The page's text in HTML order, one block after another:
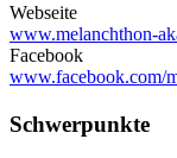
Webseite
www.melanchthon-
Facebook
www.facebook.com/
Schwerpunkte